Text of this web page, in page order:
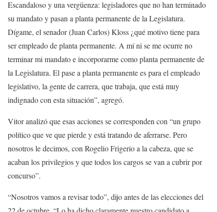
Escandaloso y una vergüenza: legisladores que no han terminado
su mandato y pasan a planta permanente de la Legislatura.
Dígame, el senador (Juan Carlos) Kloss ¿qué motivo tiene para
ser empleado de planta permanente. A mí ni se me ocurre no
terminar mi mandato e incorporarme como planta permanente de
la Legislatura. El pase a planta permanente es para el empleado
legislativo, la gente de carrera, que trabaja, que está muy
indignado con esta situación”, agregó.
Vitor analizó que esas acciones se corresponden con “un grupo
político que ve que pierde y está tratando de aferrarse. Pero
nosotros le decimos, con Rogelio Frigerio a la cabeza, que se
acaban los privilegios y que todos los cargos se van a cubrir por
concurso”.
“Nosotros vamos a revisar todo”, dijo antes de las elecciones del